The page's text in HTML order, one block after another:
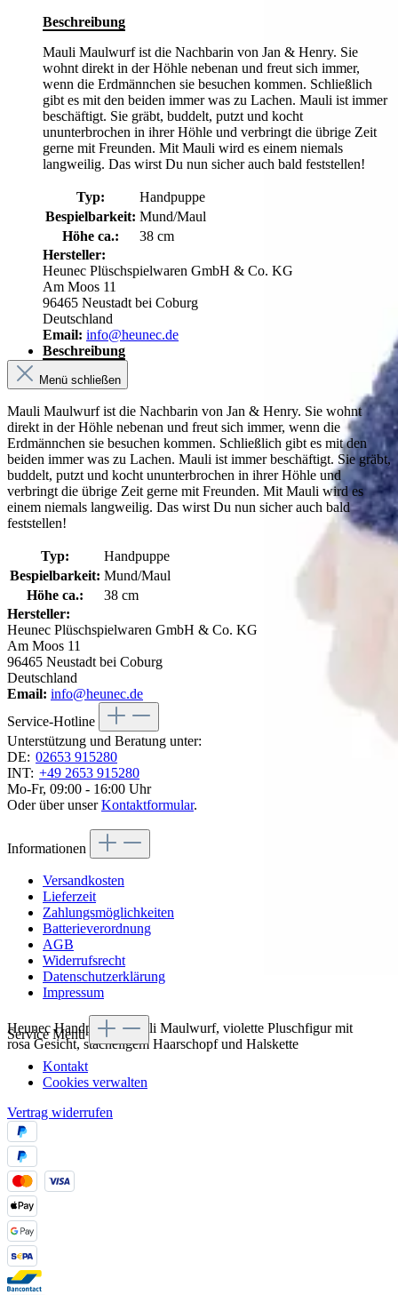
Heunec Handpuppe Mauli Maulwurf, violette Pluschfigur mit
rosa Gesicht, stacheligem Haarschopf und Halskette
Beschreibung
Mauli Maulwurf ist die Nachbarin von Jan & Henry. Sie
wohnt direkt in der Höhle nebenan und freut sich immer,
wenn die Erdmännchen sie besuchen kommen. Schließlich
gibt es mit den beiden immer was zu Lachen. Mauli ist immer
beschäftigt. Sie gräbt, buddelt, putzt und kocht
ununterbrochen in ihrer Höhle und verbringt die übrige Zeit
gerne mit Freunden. Mit Mauli wird es einem niemals
langweilig. Das wirst Du nun sicher auch bald feststellen!
Typ:
Handpuppe
Bespielbarkeit: Mund/Maul
Höhe ca.:
38 cm
Hersteller:
Heunec Plüschspielwaren GmbH & Co. KG
Am Moos 11
96465 Neustadt bei Coburg
Deutschland
Email: info@heunec.de
Beschreibung
Menü schließen
Mauli Maulwurf ist die Nachbarin von Jan & Henry. Sie wohnt
direkt in der Höhle nebenan und freut sich immer, wenn die
Erdmännchen sie besuchen kommen. Schließlich gibt es mit den
beiden immer was zu Lachen. Mauli ist immer beschäftigt. Sie gräbt,
buddelt, putzt und kocht ununterbrochen in ihrer Höhle und
verbringt die übrige Zeit gerne mit Freunden. Mit Mauli wird es
einem niemals langweilig. Das wirst Du nun sicher auch bald
feststellen!
Typ:
Handpuppe
Bespielbarkeit: Mund/Maul
Höhe ca.:
38 cm
Hersteller:
Heunec Plüschspielwaren GmbH & Co. KG
Am Moos 11
96465 Neustadt bei Coburg
Deutschland
Email: info@heunec.de
Service-Hotline
Unterstützung und Beratung unter:
DE: 02653 915280
INT: +49 2653 915280
Mo-Fr, 09:00 - 16:00 Uhr
Oder über unserKontaktformular.
Informationen
Versandkosten
Lieferzeit
Zahlungsmöglichkeiten
Batterieverordnung
AGB
Widerrufsrecht
Datenschutzerklärung
Impressum
Service Menü
Kontakt
Cookies verwalten
Vertrag widerrufen